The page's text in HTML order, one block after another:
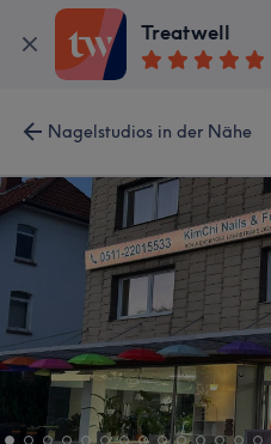
Treatwell
Nagelstudios in der Nähe